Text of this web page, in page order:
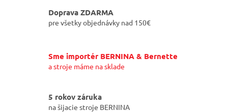
Doprava ZDARMA
pre všetky objednávky nad 150€
Sme importér BERNINA & Bernette
a stroje máme na sklade
5 rokov záruka
na šijacie stroje BERNINA